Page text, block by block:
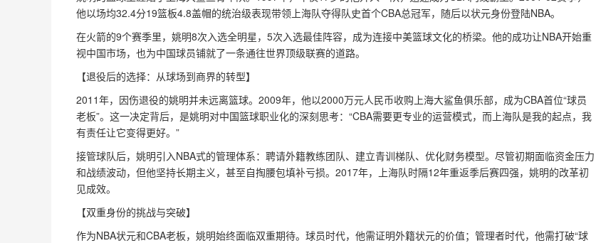
他以场均32.4分19篮板4.8盖帽的统治级表现带领上海队夺得队史首个CBA总冠军，随后以状元身份登陆NBA。
在火箭的9个赛季里，姚明8次入选全明星，5次入选最佳阵容，成为连接中美篮球文化的桥梁。他的成功让NBA开始重
视中国市场，也为中国球员铺就了一条通往世界顶级联赛的道路。
【退役后的选择：从球场到商界的转型】
2011年，因伤退役的姚明并未远离篮球。2009年，他以2000万元人民币收购上海大鲨鱼俱乐部，成为CBA首位“球员
老板”。这一决定背后，是姚明对中国篮球职业化的深刻思考：“CBA需要更专业的运营模式，而上海队是我的起点，我
有责任让它变得更好。”
接管球队后，姚明引入NBA式的管理体系：聘请外籍教练团队、建立青训梯队、优化财务模型。尽管初期面临资金压力
和战绩波动，但他坚持长期主义，甚至自掏腰包填补亏损。2017年，上海队时隔12年重返季后赛四强，姚明的改革初
见成效。
【双重身份的挑战与突破】
作为NBA状元和CBA老板，姚明始终面临双重期待。球员时代，他需证明外籍状元的价值；管理者时代，他需打破“球